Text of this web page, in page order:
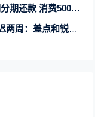
消费500元以上可用
点和锐龙9000撞车